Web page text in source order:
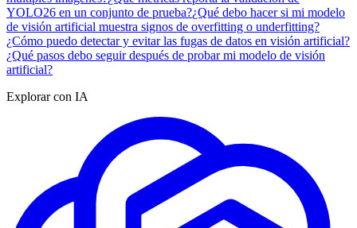
YOLO26 en un conjunto de prueba?¿Qué debo hacer si mi modelo
de visión artificial muestra signos de overfitting o underfitting?
¿Cómo puedo detectar y evitar las fugas de datos en visión artificial?
¿Qué pasos debo seguir después de probar mi modelo de visión
artificial?
Explorar con IA